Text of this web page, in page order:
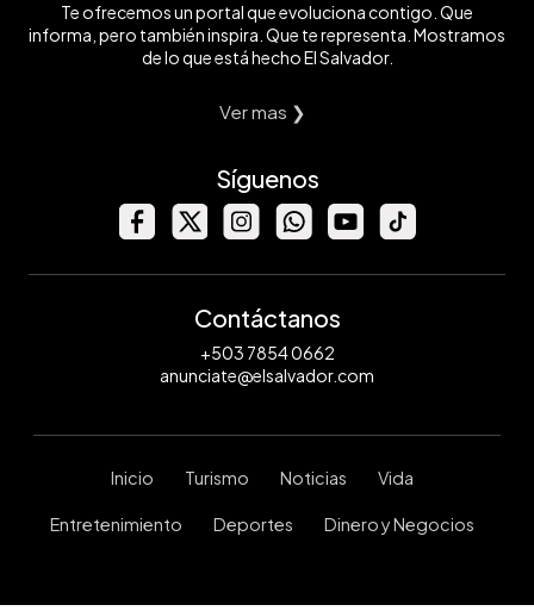
Te ofrecemos un portal que evoluciona contigo. Que
informa, pero también inspira. Que te representa. Mostramos
de lo que está hecho El Salvador.
Ver mas ❯
Síguenos
Contáctanos
+503 7854 0662
anunciate@elsalvador.com
Inicio Turismo Noticias Vida
Entretenimiento Deportes Dinero y Negocios